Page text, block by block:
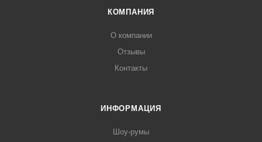
КОМПАНИЯ
О компании
Отзывы
Контакты
ИНФОРМАЦИЯ
Шоу-румы